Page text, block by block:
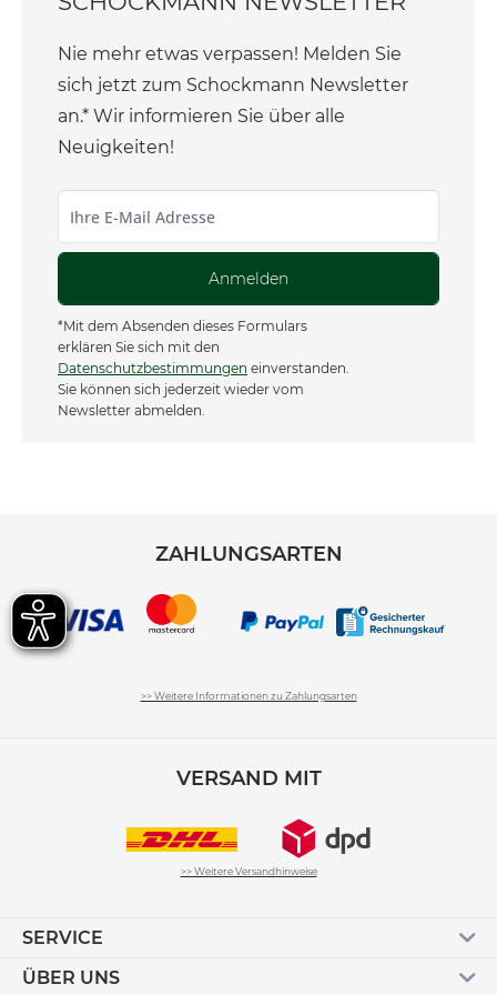
Nie mehr etwas verpassen! Melden Sie
sich jetzt zum Schockmann Newsletter
an.* Wir informieren Sie über alle
Neuigkeiten!
Anmelden
*Mit dem Absenden dieses Formulars
erklären Sie sich mit den
Datenschutzbestimmungen einverstanden.
Sie können sich jederzeit wieder vom
Newsletter abmelden.
ZAHLUNGSARTEN
>> Weitere Informationen zu Zahlungsarten
VERSAND MIT
>> Weitere Versandhinweise
SERVICE
ÜBER UNS